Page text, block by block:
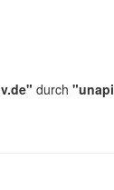
durch